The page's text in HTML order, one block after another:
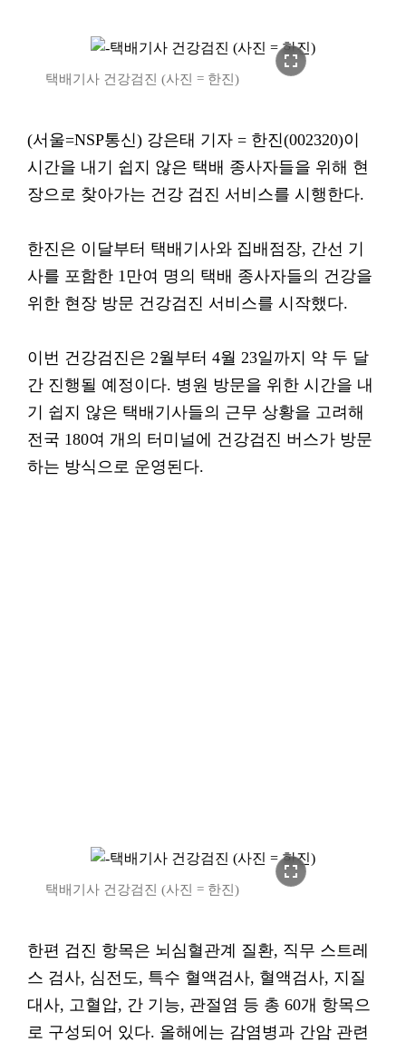
fullscreen
택배기사 건강검진 (사진 = 한진)
(서울=NSP통신) 강은태 기자 = 한진(002320)이
시간을 내기 쉽지 않은 택배 종사자들을 위해 현
장으로 찾아가는 건강 검진 서비스를 시행한다.
한진은 이달부터 택배기사와 집배점장, 간선 기
사를 포함한 1만여 명의 택배 종사자들의 건강을
위한 현장 방문 건강검진 서비스를 시작했다.
이번 건강검진은 2월부터 4월 23일까지 약 두 달
간 진행될 예정이다. 병원 방문을 위한 시간을 내
기 쉽지 않은 택배기사들의 근무 상황을 고려해
전국 180여 개의 터미널에 건강검진 버스가 방문
하는 방식으로 운영된다.
fullscreen
택배기사 건강검진 (사진 = 한진)
한편 검진 항목은 뇌심혈관계 질환, 직무 스트레
스 검사, 심전도, 특수 혈액검사, 혈액검사, 지질
대사, 고혈압, 간 기능, 관절염 등 총 60개 항목으
로 구성되어 있다. 올해에는 감염병과 간암 관련